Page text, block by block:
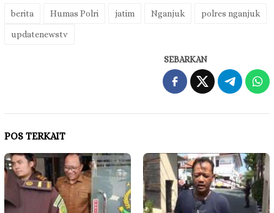
berita Humas Polri jatim Nganjuk polres nganjuk
updatenewstv
SEBARKAN
POS TERKAIT